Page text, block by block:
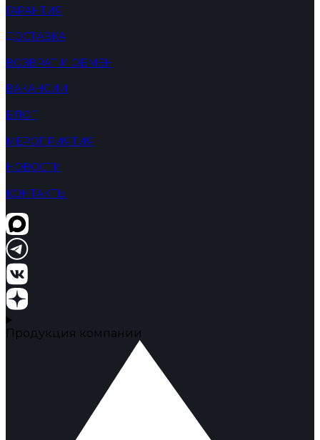
ГАРАНТИЯ
ДОСТАВКА
ВОЗВРАТ И ОБМЕН
ВАКАНСИИ
БЛОГ
МЕРОПРИЯТИЯ
НОВОСТИ
КОНТАКТЫ
Продукция компании